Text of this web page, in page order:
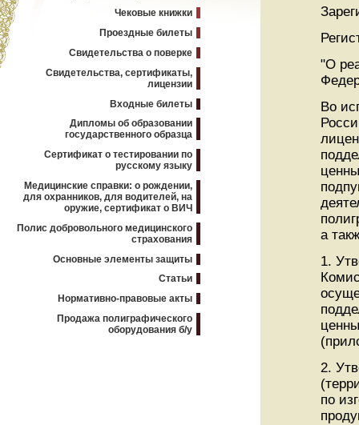
"О
Во
а
1.
2.
по
Чековые книжки
Проездные билеты
Свидетельства о поверке
Свидетельства, сертификаты,
лицензии
Входные билеты
Дипломы об образовании
государственного образца
Сертификат о тестировании по
русскому языку
Медицинские справки: о рождении,
для охранников, для водителей, на
оружие, сертификат о ВИЧ
Полис добровольного медицинского
страхования
Основные элементы защиты
Статьи
Нормативно-правовые акты
Продажа полиграфического
оборудования б/у